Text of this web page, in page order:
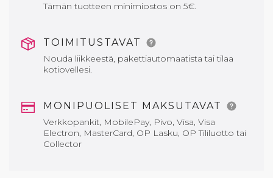
Tämän tuotteen minimiostos on 5€.
TOIMITUSTAVAT
Nouda liikkeestä, pakettiautomaatista tai tilaa
kotiovellesi.
MONIPUOLISET MAKSUTAVAT
Verkkopankit, MobilePay, Pivo, Visa, Visa
Electron, MasterCard, OP Lasku, OP Tililuotto tai
Collector